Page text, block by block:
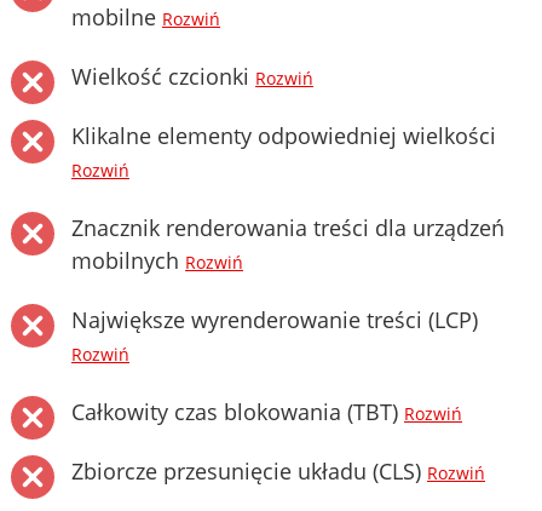
mobilne Rozwiń
Wielkość czcionki Rozwiń
Klikalne elementy odpowiedniej wielkości
Rozwiń
Znacznik renderowania treści dla urządzeń
mobilnych Rozwiń
Największe wyrenderowanie treści (LCP)
Rozwiń
Całkowity czas blokowania (TBT) Rozwiń
Zbiorcze przesunięcie układu (CLS) Rozwiń